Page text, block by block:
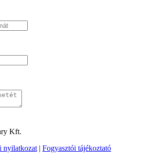
Kft.
nyilatkozat | Fogyasztói tájékoztató